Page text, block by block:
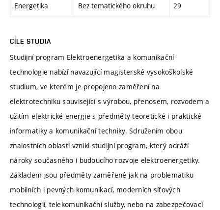
Energetika Bez tematického okruhu 29
CÍLE STUDIA
Studijní program Elektroenergetika a komunikační
technologie nabízí navazující magisterské vysokoškolské
studium, ve kterém je propojeno zaměření na
elektrotechniku související s výrobou, přenosem, rozvodem a
užitím elektrické energie s předměty teoretické i praktické
informatiky a komunikační techniky. Sdružením obou
znalostních oblastí vznikl studijní program, který odráží
nároky současného i budoucího rozvoje elektroenergetiky.
Základem jsou předměty zaměřené jak na problematiku
mobilních i pevných komunikací, moderních síťových
technologií, telekomunikační služby, nebo na zabezpečovací